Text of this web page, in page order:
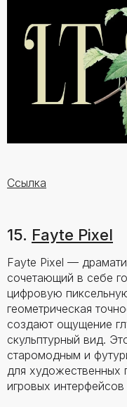
Ссылка
15. Fayte Pixel
Fayte Pixel —
сочетающий в себе
цифровую
геометрическая
создают ощущение
скульптурный вид.
старомодным и
для художественных
игровых